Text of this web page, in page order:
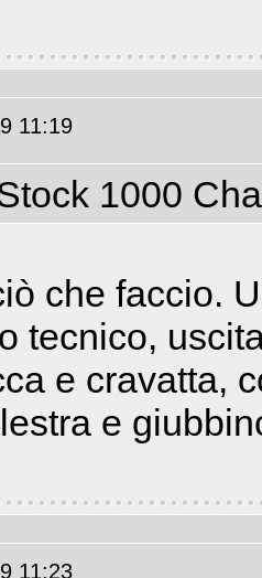
11:19
1000
che faccio.
tecnico,
e cravatta,
e
11:23